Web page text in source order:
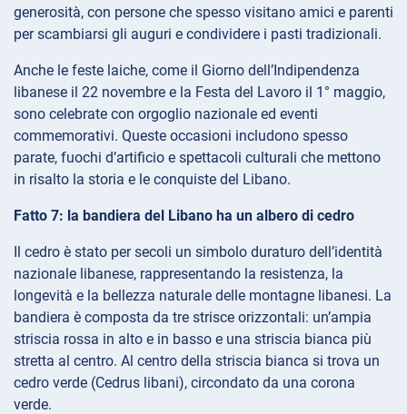
generosità, con persone che spesso visitano amici e parenti
per scambiarsi gli auguri e condividere i pasti tradizionali.
Anche le feste laiche, come il Giorno dell’Indipendenza
libanese il 22 novembre e la Festa del Lavoro il 1° maggio,
sono celebrate con orgoglio nazionale ed eventi
commemorativi. Queste occasioni includono spesso
parate, fuochi d’artificio e spettacoli culturali che mettono
in risalto la storia e le conquiste del Libano.
Fatto 7: la bandiera del Libano ha un albero di cedro
Il cedro è stato per secoli un simbolo duraturo dell’identità
nazionale libanese, rappresentando la resistenza, la
longevità e la bellezza naturale delle montagne libanesi. La
bandiera è composta da tre strisce orizzontali: un’ampia
striscia rossa in alto e in basso e una striscia bianca più
stretta al centro. Al centro della striscia bianca si trova un
cedro verde (Cedrus libani), circondato da una corona
verde.